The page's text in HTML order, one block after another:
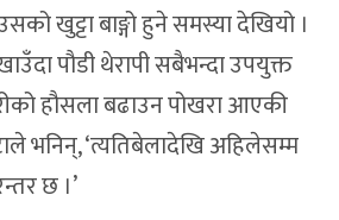
खुट्टा बाङ्गो हुने समस्या देखियो ।
पौडी थेरापी सबैभन्दा उपयुक्त
हौसला बढाउन पोखरा आएकी
भनिन्, ‘त्यतिबेलादेखि अहिलेसम्म
छ ।’